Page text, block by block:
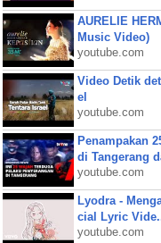
AURELIE
Music Video)
youtube.com
Video Detik
el
youtube.com
Penampakan
di Tangerang
youtube.com
Lyodra -
cial Lyric
youtube.com